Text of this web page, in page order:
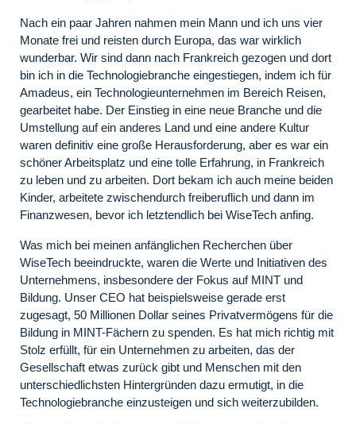
Nach ein paar Jahren nahmen mein Mann und ich uns vier
Monate frei und reisten durch Europa, das war wirklich
wunderbar. Wir sind dann nach Frankreich gezogen und dort
bin ich in die Technologiebranche eingestiegen, indem ich für
Amadeus, ein Technologieunternehmen im Bereich Reisen,
gearbeitet habe. Der Einstieg in eine neue Branche und die
Umstellung auf ein anderes Land und eine andere Kultur
waren definitiv eine große Herausforderung, aber es war ein
schöner Arbeitsplatz und eine tolle Erfahrung, in Frankreich
zu leben und zu arbeiten. Dort bekam ich auch meine beiden
Kinder, arbeitete zwischendurch freiberuflich und dann im
Finanzwesen, bevor ich letztendlich bei WiseTech anfing.
Was mich bei meinen anfänglichen Recherchen über
WiseTech beeindruckte, waren die Werte und Initiativen des
Unternehmens, insbesondere der Fokus auf MINT und
Bildung. Unser CEO hat beispielsweise gerade erst
zugesagt, 50 Millionen Dollar seines Privatvermögens für die
Bildung in MINT-Fächern zu spenden. Es hat mich richtig mit
Stolz erfüllt, für ein Unternehmen zu arbeiten, das der
Gesellschaft etwas zurück gibt und Menschen mit den
unterschiedlichsten Hintergründen dazu ermutigt, in die
Technologiebranche einzusteigen und sich weiterzubilden.